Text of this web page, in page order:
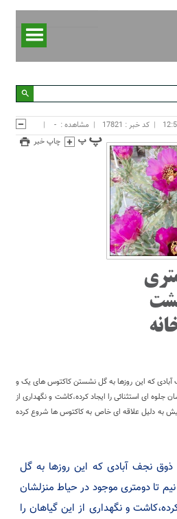
کد خبر : 17821 مشاهده : -
چاپ خبر
های ۲متری
که این روزها به گل نشستن کاکتوس های یک و
جلوه ای استثنائی را ایجاد کرده،کاشت و نگهداری از
به دلیل علاقه ای خاص به کاکتوس ها شروع کرده
نجف آبادی که این روزها به گل
تا دومتری موجود در حیاط منزلشان
و نگهداری از این گیاهان را